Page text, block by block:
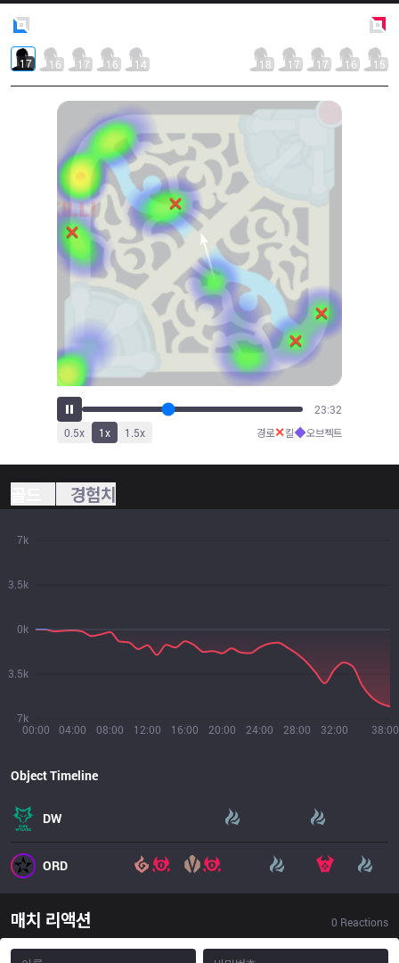
17 16 17 16 14 18 17 17 16 15
25:47
0.5x 1x 1.5x 경로✕킬◆오브젝트
경험치
00:00 04:00 08:00 12:00 16:00 20:00 24:00 28:00 32:00 38:00
7k
3.5k
0k
3.5k
7k
Object Timeline
DW
ORD
매치 리액션 0 Reactions